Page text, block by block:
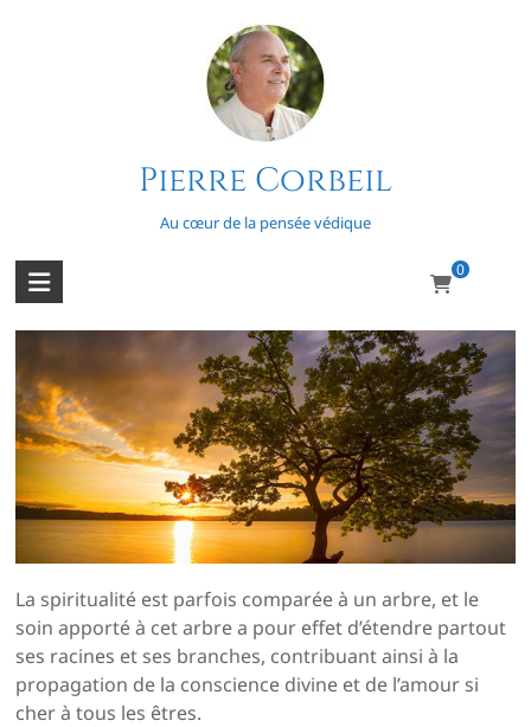
Pierre Corbeil
Au cœur de la pensée védique
0
L’arbre
La spiritualité est parfois comparée à un arbre, et le
soin apporté à cet arbre a pour effet d’étendre partout
ses racines et ses branches, contribuant ainsi à la
propagation de la conscience divine et de l’amour si
cher à tous les êtres.